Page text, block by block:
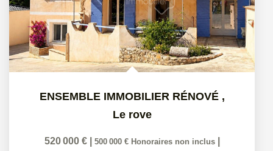
ENSEMBLE IMMOBILIER RÉNOVÉ ,
Le rove
520 000 € 500 000 € Honoraires non inclus